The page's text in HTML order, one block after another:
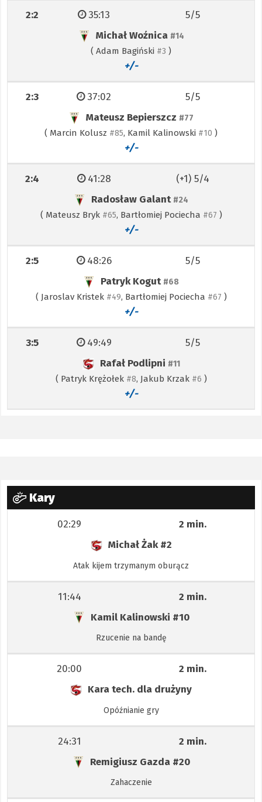
2:2
Michał Woźnica #14
( Adam Bagiński #3 )
+/-
5/5
35:13
2:3
Mateusz Bepierszcz #77
( Marcin Kolusz #85, Kamil Kalinowski #10 )
+/-
5/5
37:02
2:4
Radosław Galant #24
( Mateusz Bryk #65, Bartłomiej Pociecha #67 )
+/-
(+1) 5/4
41:28
2:5
Patryk Kogut #68
( Jaroslav Kristek #49, Bartłomiej Pociecha #67 )
+/-
5/5
48:26
3:5
Rafał Podlipni #11
( Patryk Krężołek #8, Jakub Krzak #6 )
+/-
5/5
49:49
Kary
02:29
2 min.
Michał Żak#2
Atak kijem trzymanym oburącz
11:44
2 min.
Kamil Kalinowski #10
Rzucenie na bandę
20:00
2 min.
Kara tech. dla drużyny
Opóźnianie gry
24:31
2 min.
Remigiusz Gazda #20
Zahaczenie